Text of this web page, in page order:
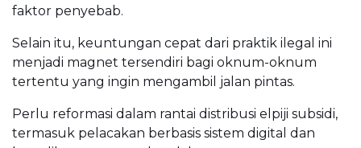
faktor penyebab.
Selain itu, keuntungan cepat dari praktik ilegal ini
menjadi magnet tersendiri bagi oknum-oknum
tertentu yang ingin mengambil jalan pintas.
Perlu reformasi dalam rantai distribusi elpiji subsidi,
termasuk pelacakan berbasis sistem digital dan